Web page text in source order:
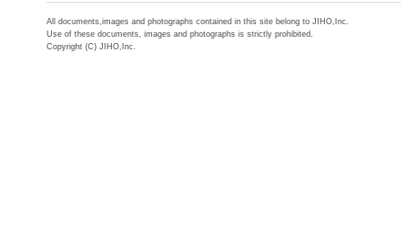
All documents,images and photographs contained in this site belong to JIHO,Inc.
Use of these documents, images and photographs is strictly prohibited.
Copyright (C) JIHO,Inc.